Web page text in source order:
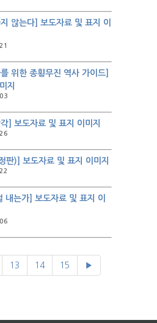
않는다] 보도자료 및 표지 이
위한 종횡무진 역사 가이드]
지
] 보도자료 및 표지 이미지
판)] 보도자료 및 표지 이미지
내는가] 보도자료 및 표지 이
13 14 15 ▶